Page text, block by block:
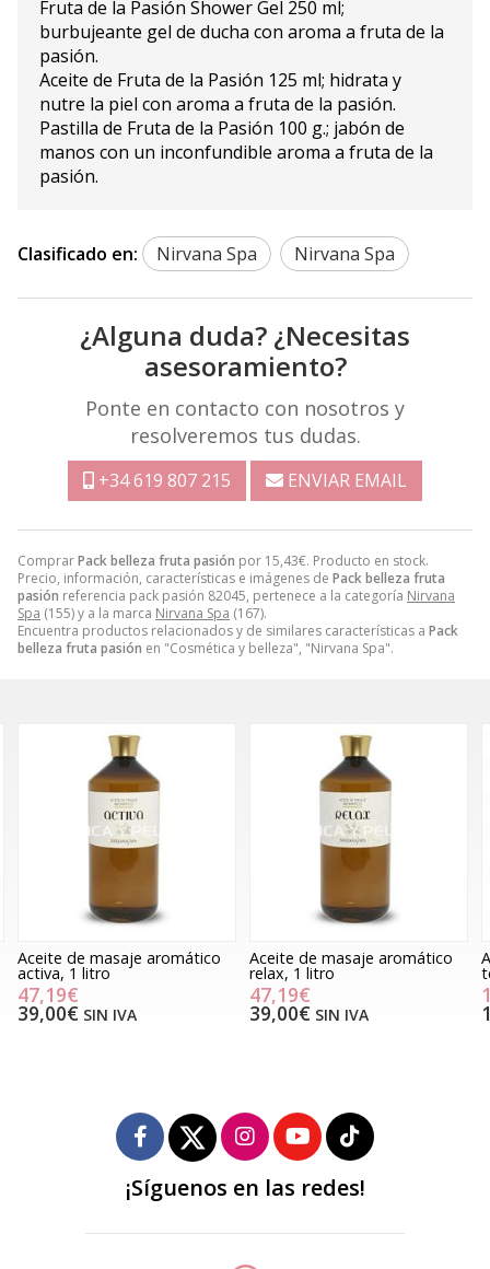
ComprarPack belleza fruta pasión por 15,43€. Producto en stock.
Precio, información, características e imágenes de Pack belleza fruta
pasión referencia pack pasión 82045, pertenece a la categoría Nirvana
Spa (155) y a la marca Nirvana Spa (167).
Encuentra productos relacionados y de similares características a Pack
belleza fruta pasión en "Cosmética y belleza", "Nirvana Spa".
Fruta de la Pasión Shower Gel 250 ml;
burbujeante gel de ducha con aroma a fruta de la
pasión.
Aceite de Fruta de la Pasión 125 ml; hidrata y
nutre la piel con aroma a fruta de la pasión.
Pastilla de Fruta de la Pasión 100 g.; jabón de
manos con un inconfundible aroma a fruta de la
pasión.
Clasificado en: Nirvana Spa Nirvana Spa
¿Alguna duda? ¿Necesitas
asesoramiento?
Ponte en contacto con nosotros y
resolveremos tus dudas.
+34 619 807 215 ENVIAR EMAIL
Aceite de masaje aromático
activa, 1 litro
47,19€
39,00€ SIN IVA
Aceite de masaje aromático
relax, 1 litro
47,19€
39,00€ SIN IVA
¡Síguenos en las redes!